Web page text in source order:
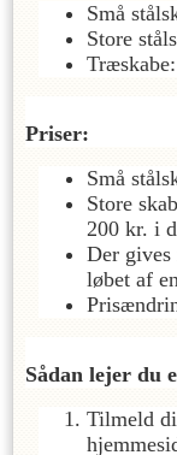
Små
Store
Priser:
Små
Store
200 kr. i
Der
løbet af
Sådan lejer du
Tilmeld